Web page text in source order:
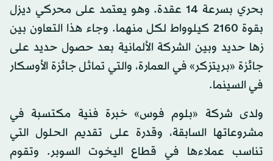
بحري بسرعة 14 عقدة. وهو يعتمد على محركي ديزل
بقوة 2160 كيلوواط لكل منهما. وجاء هذا التعاون بين
زها حديد وبين الشركة الألمانية بعد حصول حديد على
جائزة «بريتزكر» في العمارة، والتي تماثل جائزة الأوسكار
في السينما.
ولدى شركة «بلوم فوس» خبرة فنية مكتسبة في
مشروعاتها السابقة، وقدرة على تقديم الحلول التي
تناسب عملاءها في قطاع اليخوت السوبر. وتقوم